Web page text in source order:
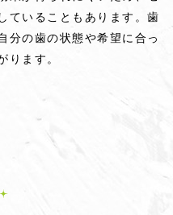
ていることもあります。歯
分の歯の状態や希望に合っ
ります。